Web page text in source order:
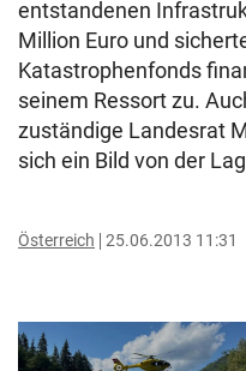
entstandenen
Million Euro und
Katastrophenfonds
seinem Ressort zu.
zuständige Landesrat
sich ein Bild von der
Österreich 25.06.2013 11:31